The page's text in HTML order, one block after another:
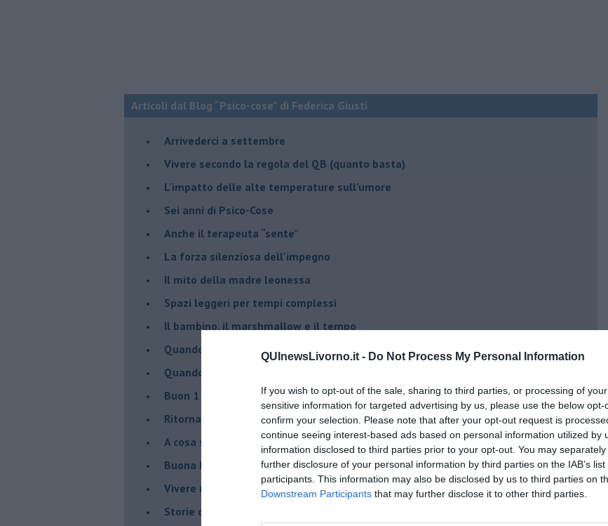
QUInewsLivorno.it - Do Not Process My Personal Information
If you wish to opt-out of the sale, sharing to third parties, or processing of
sensitive information for targeted advertising by us, please use the below opt-
confirm your selection. Please note that after your opt-out request is
continue seeing interest-based ads based on personal information utilized by
information disclosed to third parties prior to your opt-out. You may
further disclosure of your personal information by third parties on the IAB’s
participants. This information may also be disclosed by us to third parties on
Downstream Participants that may further disclose it to other third parties.
Articoli dal Blog “Psico-cose” di Federica Giusti
​Arrivederci a settembre
​Vivere secondo la regola del QB (quanto basta)
​L'impatto delle alte temperature sull’umore
Sei anni di Psico-Cose
​Anche il terapeuta “sente”
​La forza silenziosa dell'impegno
​Il mito della madre leonessa
Spazi leggeri per tempi complessi
Il bambino, il marshmallow e il tempo
​Quando cambia il nome di una sindrome
​Quando il terapeuta torna a casa
​Buon 1 Maggio!
Ritornare indietro di vent’anni
​A cosa serve davvero la psicoterapia
​Buona Pasqua e … buona rinascita!
​Vivere nell’incertezza
​Storie di rinascita: i Take That